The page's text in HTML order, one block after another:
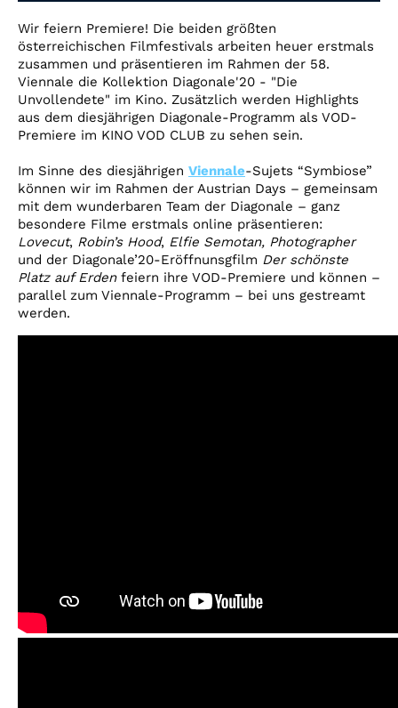
Account
Suche
Wir feiern Premiere! Die beiden größten
österreichischen Filmfestivals arbeiten heuer erstmals
zusammen und präsentieren im Rahmen der 58.
Viennale die Kollektion Diagonale'20 - "Die
Unvollendete" im Kino. Zusätzlich werden Highlights
aus dem diesjährigen Diagonale-Programm als VOD-
Premiere im KINO VOD CLUB zu sehen sein.
Im Sinne des diesjährigen Viennale-Sujets “Symbiose”
können wir im Rahmen der Austrian Days – gemeinsam
mit dem wunderbaren Team der Diagonale – ganz
besondere Filme erstmals online präsentieren:
Lovecut, Robin’s Hood, Elfie Semotan, Photographer
und der Diagonale’20-Eröffnunsgfilm Der schönste
Platz auf Erden feiern ihre VOD-Premiere und können –
parallel zum Viennale-Programm – bei uns gestreamt
werden.